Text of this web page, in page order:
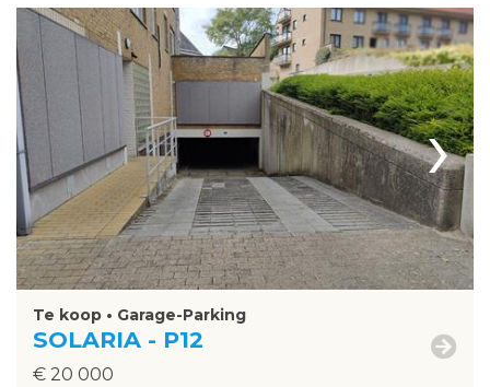
›
Te koop • Garage-Parking
SOLARIA - P12
€ 20 000